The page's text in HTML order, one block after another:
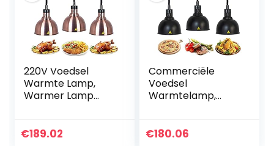
220V Voedsel
Warmte Lamp,
Warmer Lamp
Verwarming Lamp
€189.02
Commerciële
Voedsel
Warmtelamp,
Verwarmingslamp
€180.06